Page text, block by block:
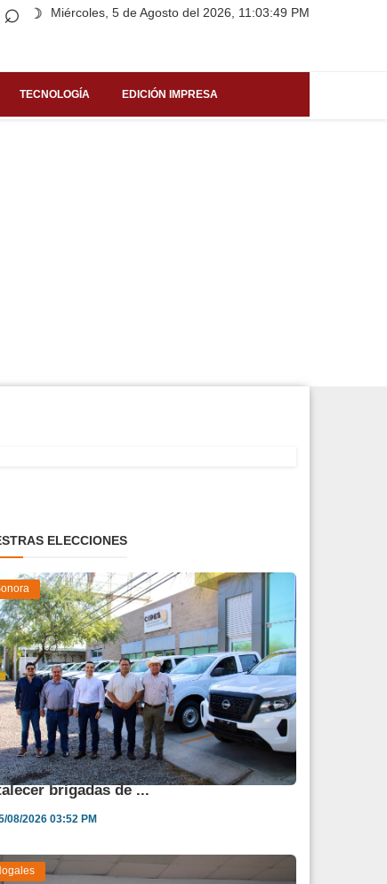
Miércoles, 5 de Agosto del 2026, 11:03:49 PM
⌕ ☽
TECNOLOGÍA EDICIÓN IMPRESA
ELECCIONES
SAGARHPA vehículos para
brigadas de ...
08/2026 03:52 PM